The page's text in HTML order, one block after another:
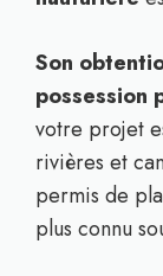
Son
possession
votre projet
rivières et
permis de
plus connu